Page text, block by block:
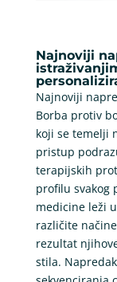
Najnoviji
Najnoviji
Borba protiv
koji se temelji
pristup
terapijskih
profilu svakog
medicine leži
različite
rezultat
stila.